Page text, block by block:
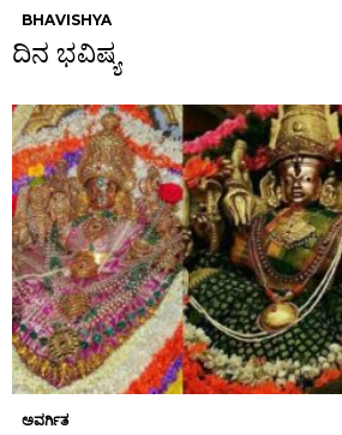
BHAVISHYA
ದಿನ ಭವಿಷ್ಯ
ಅವರ್ಗಿತ